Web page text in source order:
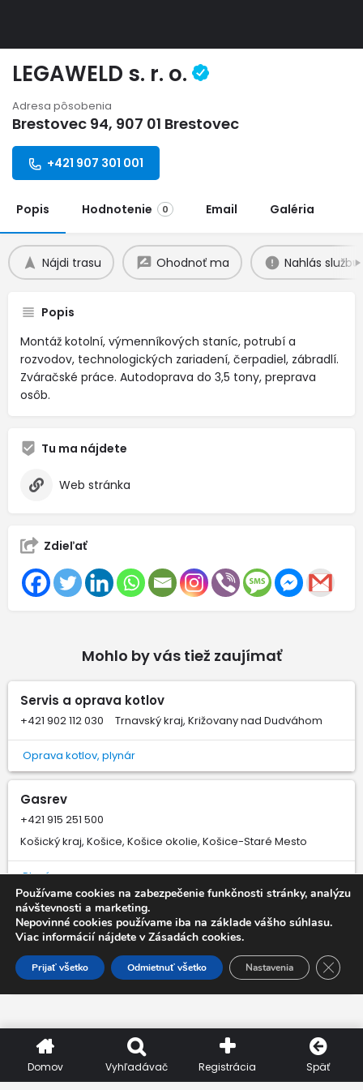
LEGAWELD s. r. o.
Adresa pôsobenia
Brestovec 94, 907 01 Brestovec
+421 907 301 001
Popis Hodnotenie 0 Email Galéria
Nájdi trasu Ohodnoť ma Nahlás službu
Popis
Montáž kotolní, výmenníkových staníc, potrubí a
rozvodov, technologických zariadení, čerpadiel, zábradlí.
Zváračské práce. Autodoprava do 3,5 tony, preprava
osôb.
Tu ma nájdete
Web stránka
Zdieľať
Mohlo by vás tiež zaujímať
Servis a oprava kotlov
+421 902 112 030 Trnavský kraj, Križovany nad Dudváhom
Oprava kotlov, plynár
Gasrev
+421 915 251 500
Košický kraj, Košice, Košice okolie, Košice-Staré Mesto
Plynár
plynári.sk
+421 940 409 409 Nitriansky kraj, Nitra
Plynár
Domov Vyhľadávač Registrácia Späť
Používame cookies na zabezpečenie funkčnosti stránky, analýzu
návštevnosti a marketing.
Nepovinné cookies používame iba na základe vášho súhlasu.
Viac informácií nájdete v Zásadách cookies.
Prijať všetko Odmietnuť všetko Nastavenia Close